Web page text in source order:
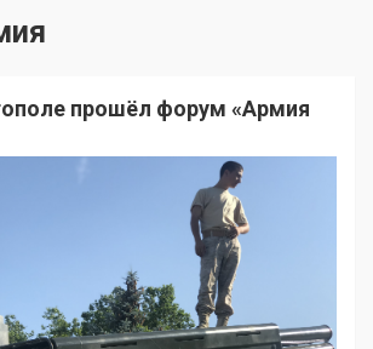
прошёл форум «Армия